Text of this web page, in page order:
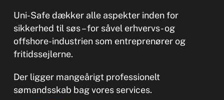
Uni-Safe dækker alle aspekter inden for
sikkerhed til søs – for såvel erhvervs- og
offshore-industrien som entreprenører og
fritidssejlerne.
Der ligger mangeårigt professionelt
sømandsskab bag vores services.